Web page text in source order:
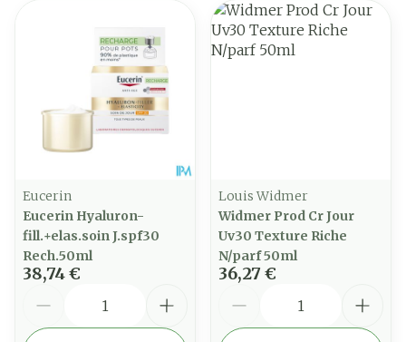
Eucerin
Eucerin Hyaluron-
fill.+elas.soin J.spf30
Rech.50ml
38,74 €
Louis Widmer
Widmer Prod Cr Jour
Uv30 Texture Riche
N/parf 50ml
36,27 €